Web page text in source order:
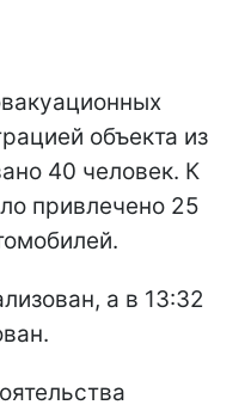
объекта из
40 человек. К
привлечено 25
а в 13:32